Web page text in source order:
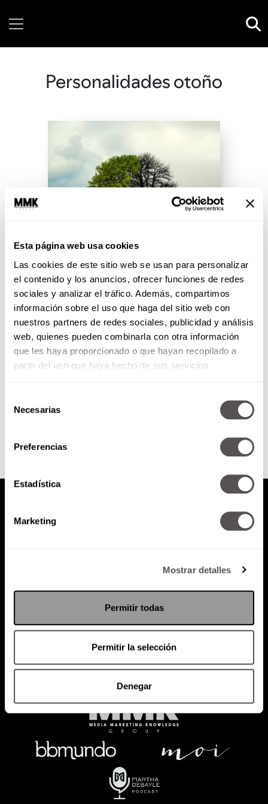
Esta página web usa cookies
Las cookies de este sitio web se usan para personalizar
el contenido y los anuncios, ofrecer funciones de redes
sociales y analizar el tráfico. Además, compartimos
información sobre el uso que haga del sitio web con
nuestros partners de redes sociales, publicidad y análisis
web, quienes pueden combinarla con otra información
que les haya proporcionado o que hayan recopilado a
partir del uso que haya hecho de sus servicios.
Necesarias
Preferencias
Estadística
Marketing
Mostrar detalles
Permitir todas
Permitir la selección
Denegar
Personalidades otoño
Personalidad invierno y
Primavera, dos polaridades que
lastiman
¿Qué pasa cuando esto y cómo
hacer para no polarizarnos? Lo
sano es flexible y lo tóxico es
rígido.Una personalidad...
Política de Privacidad
PODCAST RADIO MARTHA EVENTOS
SACA TU ID